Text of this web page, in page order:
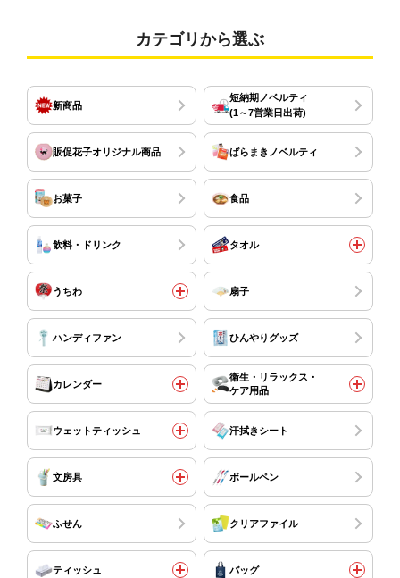
カテゴリから選ぶ
新商品
短納期ノベルティ
(1～7営業日出荷)
販促花子オリジナル商品 ばらまきノベルティ
お菓子 食品
飲料・ドリンク タオル
うちわ 扇子
ハンディファン ひんやりグッズ
カレンダー
衛生・リラックス・
ケア用品
ウェットティッシュ 汗拭きシート
文房具 ボールペン
ふせん クリアファイル
ティッシュ バッグ